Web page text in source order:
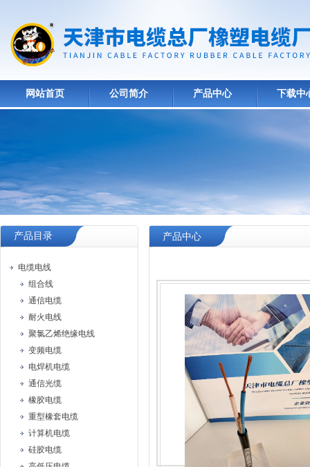
网站首页 公司简介 产品中心 下载中
产品目录
电缆电线
组合线
通信电缆
耐火电线
聚氯乙烯绝缘电线
变频电缆
电焊机电缆
通信光缆
橡胶电缆
重型橡套电缆
计算机电缆
硅胶电缆
产品中心